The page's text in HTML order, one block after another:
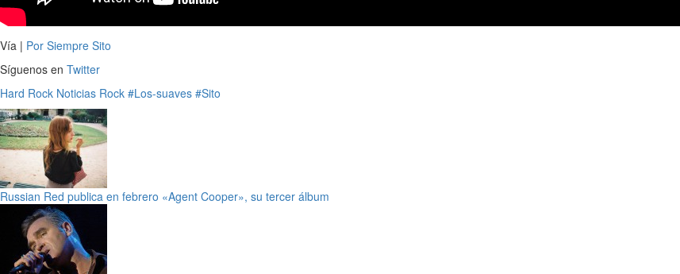
Vía | Por Siempre Sito
Síguenos en Twitter
Hard Rock Noticias Rock #Los-suaves #Sito
Russian Red publica en febrero «Agent Cooper», su tercer álbum